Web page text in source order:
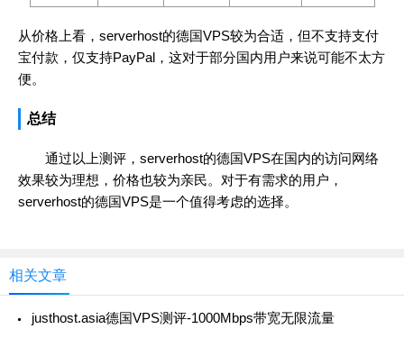
从价格上看，serverhost的德国VPS较为合适，但不支持支付
宝付款，仅支持PayPal，这对于部分国内用户来说可能不太方
便。
总结
通过以上测评，serverhost的德国VPS在国内的访问网络
效果较为理想，价格也较为亲民。对于有需求的用户，
serverhost的德国VPS是一个值得考虑的选择。
相关文章
justhost.asia德国VPS测评-1000Mbps带宽无限流量